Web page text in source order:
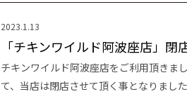
2023.1.13
「チキンワイルド阿波座店」閉
チキンワイルド阿波座店をご利用頂きま
て、当店は閉店させて頂く事となりまし